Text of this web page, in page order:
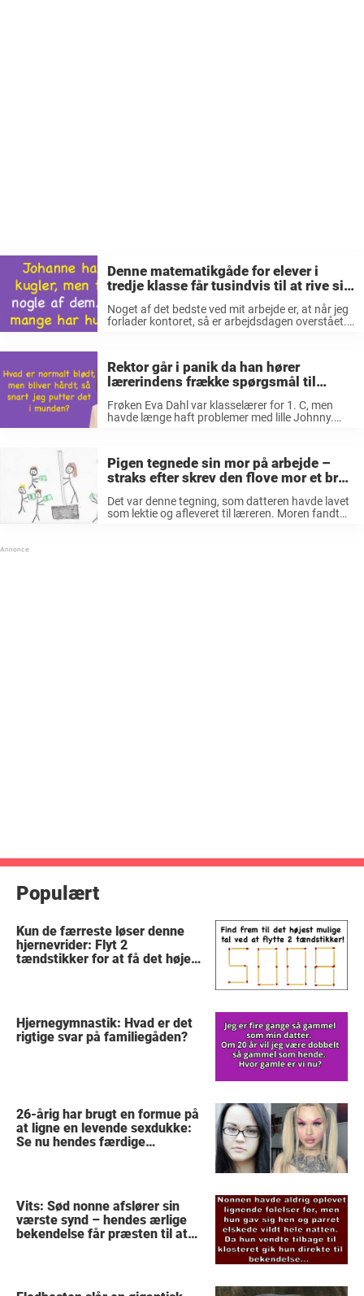
Denne matematikgåde for elever i
tredje klasse får tusindvis til at rive sig
Noget af det bedste ved mit arbejde er, at når jeg
forlader kontoret, så er arbejdsdagen overstået.
Rektor går i panik da han hører
lærerindens frække spørgsmål til
Frøken Eva Dahl var klasselærer for 1. C, men
havde længe haft problemer med lille Johnny.
Pigen tegnede sin mor på arbejde –
straks efter skrev den flove mor et brev
Det var denne tegning, som datteren havde lavet
som lektie og afleveret til læreren. Moren fandt
Populært
Kun de færreste løser denne
hjernevrider: Flyt 2
tændstikker for at få det højest
Hjernegymnastik: Hvad er det
rigtige svar på familiegåden?
26-årig har brugt en formue på
at ligne en levende sexdukke:
Se nu hendes færdige
Vits: Sød nonne afslører sin
værste synd – hendes ærlige
bekendelse får præsten til at